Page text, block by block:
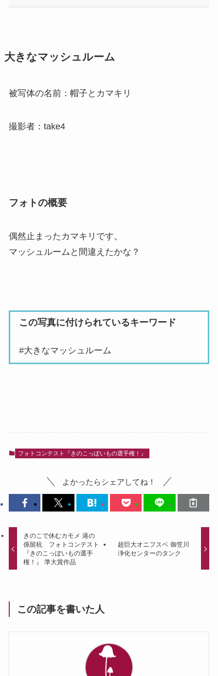
大きなマッシュルーム
被写体の名前：帽子とカマキリ
撮影者：take4
フォトの概要
偶然止まったカマキリです。
マッシュルームと間違えたかな？
この写真に付けられているキーワード
#大きなマッシュルーム
フォトコンテスト『きのこっぽいもの選手権！』
よかったらシェアしてね！
きのこで休むカモメ 港の
係留杭 フォトコンテスト
『きのこっぽいもの選手
権！』 準大賞作品
超巨大オニフスベ 御笠川
浄化センターのタンク
この記事を書いた人